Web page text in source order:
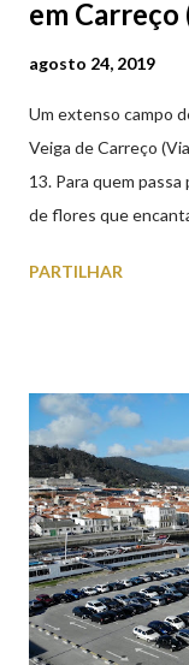
em Carreço
agosto 24, 2019
Um extenso campo
Veiga de Carreço
13. Para quem
de flores que
aproveite a
PARTILHAR